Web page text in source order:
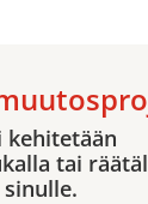
kehitetään
tai